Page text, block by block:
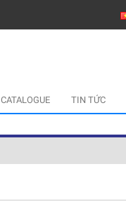
CATALOGUE TIN TỨC